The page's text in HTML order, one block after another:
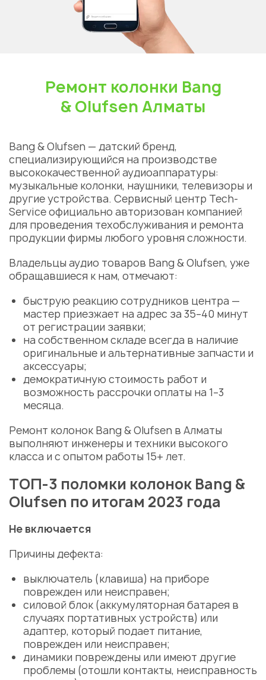
Ремонт колонки Bang
& Olufsen Алматы
Bang & Olufsen — датский бренд,
специализирующийся на производстве
высококачественной аудиоаппаратуры:
музыкальные колонки, наушники, телевизоры и
другие устройства. Сервисный центр Tech-
Service официально авторизован компанией
для проведения техобслуживания и ремонта
продукции фирмы любого уровня сложности.
Владельцы аудио товаров Bang & Olufsen, уже
обращавшиеся к нам, отмечают:
быструю реакцию сотрудников центра —
мастер приезжает на адрес за 35–40 минут
от регистрации заявки;
на собственном складе всегда в наличие
оригинальные и альтернативные запчасти и
аксессуары;
демократичную стоимость работ и
возможность рассрочки оплаты на 1–3
месяца.
Ремонт колонок Bang & Olufsen в Алматы
выполняют инженеры и техники высокого
класса и с опытом работы 15+ лет.
ТОП-3 поломки колонок Bang &
Olufsen по итогам 2023 года
Не включается
Причины дефекта:
выключатель (клавиша) на приборе
поврежден или неисправен;
силовой блок (аккумуляторная батарея в
случаях портативных устройств) или
адаптер, который подает питание,
поврежден или неисправен;
динамики повреждены или имеют другие
проблемы (отошли контакты, неисправность